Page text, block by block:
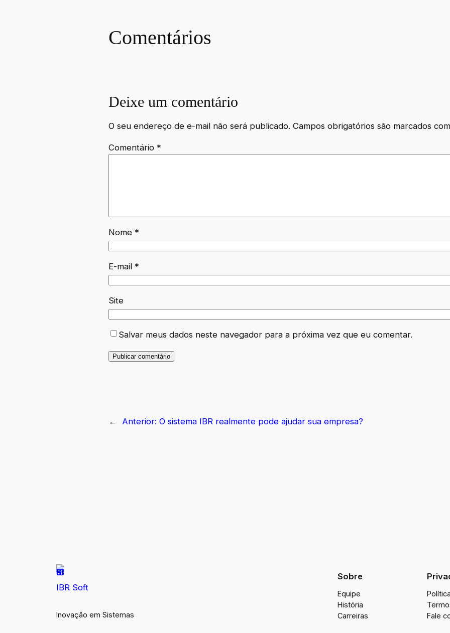
Comentários
Deixe um comentário
O seu endereço de e-mail não será publicado. Campos obrigatórios são marcados
Comentário *
Nome *
E-mail *
Site
Salvar meus dados neste navegador para a próxima vez que eu comentar.
← Anterior: O sistema IBR realmente pode ajudar sua empresa?
IBR Soft
Inovação em Sistemas
Sobre
Equipe
História
Carreiras
Fale